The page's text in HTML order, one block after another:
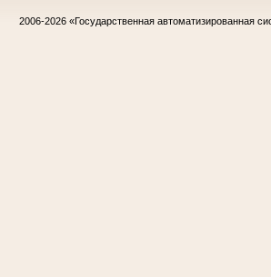
2006-2026 «Государственная автоматизированная